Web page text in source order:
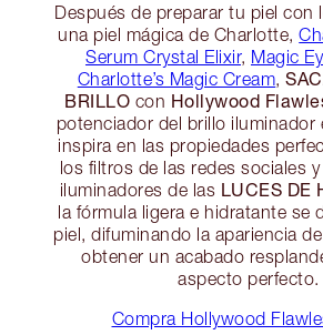
Después de preparar tu piel con
una piel mágica de Charlotte,
Serum Crystal Elixir, Magic
Charlotte’s Magic Cream,
BRILLO con Hollywood
potenciador del brillo iluminador
inspira en las propiedades
los filtros de las redes sociales
iluminadores de las LUCES DE
la fórmula ligera e hidratante se
piel, difuminando la apariencia
obtener un acabado
aspecto perfecto.
Compra Hollywood